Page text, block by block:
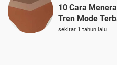
10 Cara
Tren Mode
sekitar 1 tahun lalu